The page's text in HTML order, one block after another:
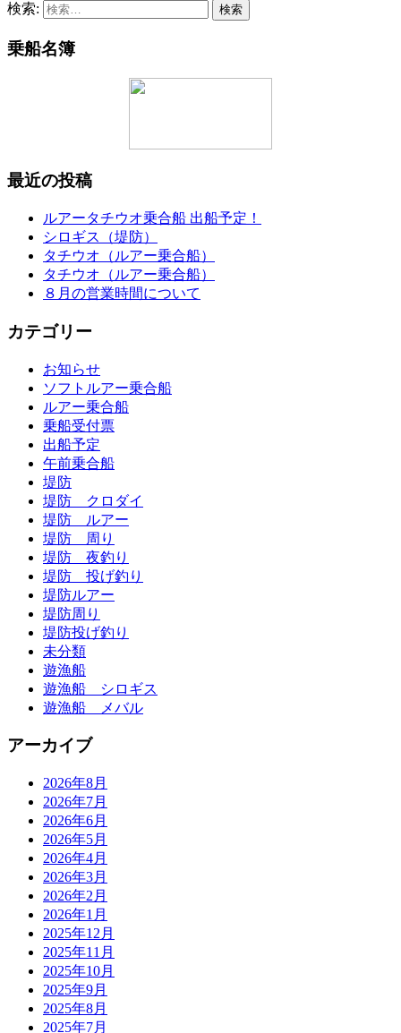
検索:
乗船名簿
最近の投稿
ルアータチウオ乗合船 出船予定！
シロギス（堤防）
タチウオ（ルアー乗合船）
タチウオ（ルアー乗合船）
８月の営業時間について
カテゴリー
お知らせ
ソフトルアー乗合船
ルアー乗合船
乗船受付票
出船予定
午前乗合船
堤防
堤防 クロダイ
堤防 ルアー
堤防 周り
堤防 夜釣り
堤防 投げ釣り
堤防ルアー
堤防周り
堤防投げ釣り
未分類
遊漁船
遊漁船 シロギス
遊漁船 メバル
アーカイブ
2026年8月
2026年7月
2026年6月
2026年5月
2026年4月
2026年3月
2026年2月
2026年1月
2025年12月
2025年11月
2025年10月
2025年9月
2025年8月
2025年7月